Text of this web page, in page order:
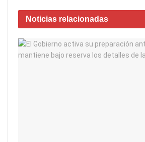
Noticias relacionadas